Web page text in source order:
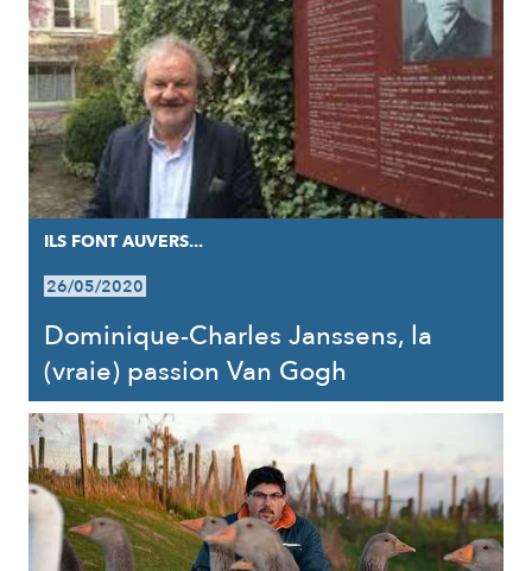
ILS FONT AUVERS...
26/05/2020
Dominique-Charles Janssens, la
(vraie) passion Van Gogh